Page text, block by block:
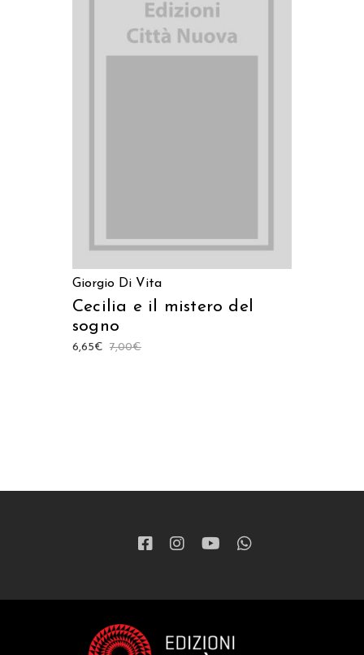
Giorgio Di Vita
Cecilia e il mistero del
sogno
7,00€
6,65€